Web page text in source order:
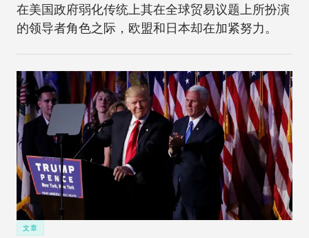
在美国政府弱化传统上其在全球贸易议题上所扮演
的领导者角色之际，欧盟和日本却在加紧努力。
文章